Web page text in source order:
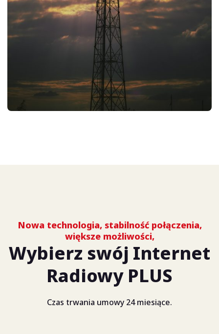
Nowa technologia, stabilność połączenia,
większe możliwości,
Wybierz swój Internet
Radiowy PLUS
Czas trwania umowy 24 miesiące.